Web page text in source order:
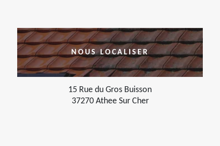
NOUS LOCALISER
15 Rue du Gros Buisson
37270 Athee Sur Cher